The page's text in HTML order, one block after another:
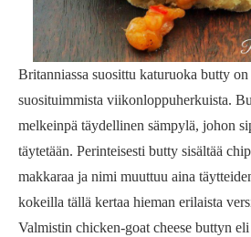
Britanniassa suosittu katuruoka butty
suosituimmista viikonloppuherkuista.
melkeinpä täydellinen sämpylä, johon
täytetään. Perinteisesti butty sisältää
makkaraa ja nimi muuttuu aina
kokeilla tällä kertaa hieman erilaista
Valmistin chicken-goat cheese buttyn